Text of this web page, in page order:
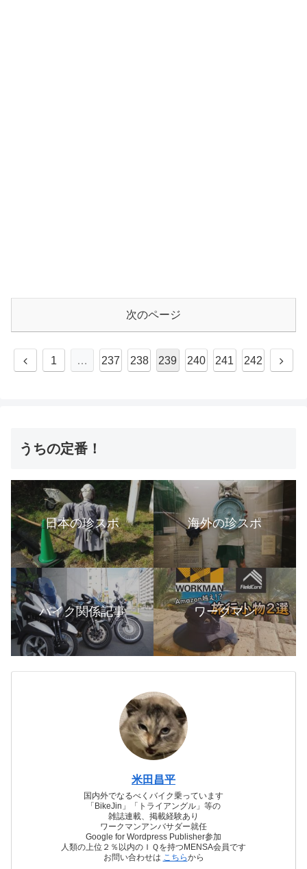
次のページ
1 … 237 238 239 240 241 242
うちの定番！
日本の珍スポ 海外の珍スポ
バイク関係記事 ワークマン
米田昌平
国内外でなるべくバイク乗っています
「BikeJin」「トライアングル」等の
雑誌連載、掲載経験あり
ワークマンアンバサダー就任
Google for Wordpress Publisher参加
人類の上位２％以内のＩＱを持つMENSA会員です
お問い合わせは こちらから